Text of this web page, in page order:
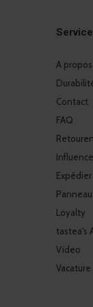
A
Contact
FAQ
Retouren
Expédier
Loyalty
tastea's
Video
Vacature